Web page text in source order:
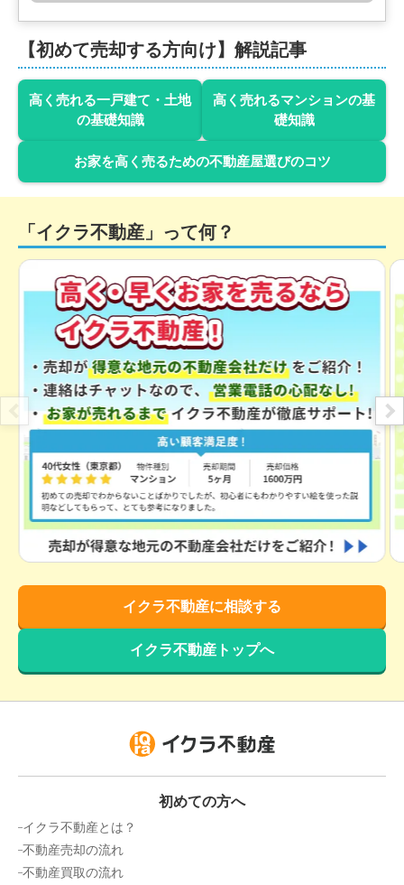
【初めて売却する方向け】解説記事
高く売れる一戸建て・土地
の基礎知識
高く売れるマンションの基
礎知識
お家を高く売るための不動産屋選びのコツ
「イクラ不動産」って何？
イクラ不動産に相談する
イクラ不動産トップへ
初めての方へ
イクラ不動産とは？
不動産売却の流れ
不動産買取の流れ